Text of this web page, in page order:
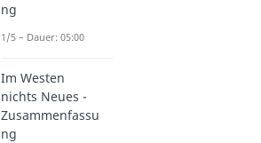
ng
1/5 – Dauer: 05:00
Im Westen
nichts Neues -
Zusammenfassu
ng